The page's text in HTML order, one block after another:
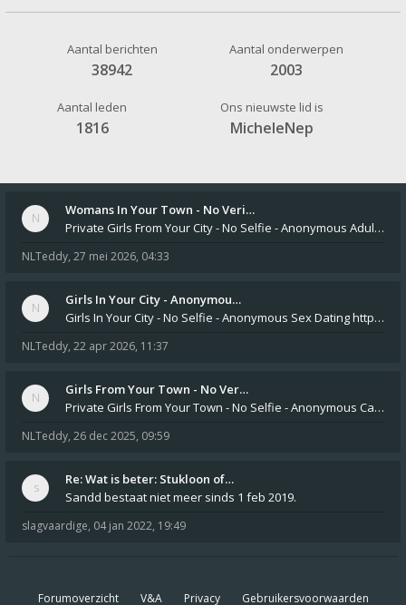
Aantal berichten
38942
Aantal onderwerpen
2003
Aantal leden
1816
Ons nieuwste lid is
MicheleNep
Womans In Your Town - No Veri…
Private Girls From Your City - No Selfie - Anonymous Adult Dating https://privatedates.live Private Girls In Your
NLTeddy, 27 mei 2026, 04:33
Girls In Your City - Anonymou…
Girls In Your City - No Selfie - Anonymous Sex Dating https://SecretPrivat.com Womens In Your Town - Anonymous S
NLTeddy, 22 apr 2026, 11:37
Girls From Your Town - No Ver…
Private Girls From Your Town - No Selfie - Anonymous Casual Dating https://PrivateLadyEscorts.com Private Lady In
NLTeddy, 26 dec 2025, 09:59
Re: Wat is beter: Stukloon of…
Sandd bestaat niet meer sinds 1 feb 2019.
slagvaardige, 04 jan 2022, 19:49
Forumoverzicht V&A Privacy Gebruikersvoorwaarden